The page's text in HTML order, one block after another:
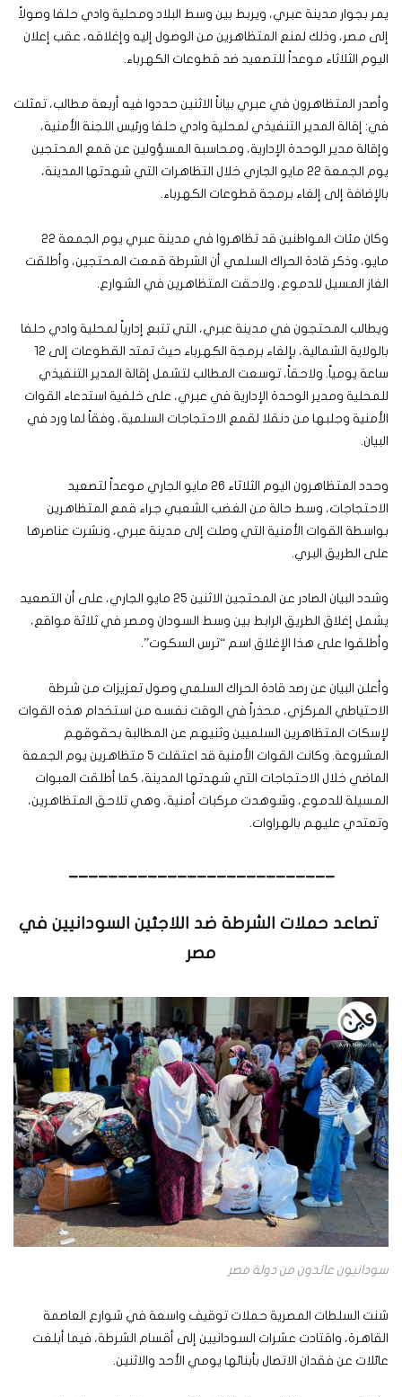
يمر بجوار مدينة عبري، ويربط بين وسط البلاد ومحلية وادي حلفا وصولاً
إلى مصر، وذلك لمنع المتظاهرين من الوصول إليه وإغلاقه، عقب إعلان
اليوم الثلاثاء موعداً للتصعيد ضد قطوعات الكهرباء.
وأصدر المتظاهرون في عبري بياناً الاثنين حددوا فيه أربعة مطالب، تمثلت
في: إقالة المدير التنفيذي لمحلية وادي حلفا ورئيس اللجنة الأمنية،
وإقالة مدير الوحدة الإدارية، ومحاسبة المسؤولين عن قمع المحتجين
يوم الجمعة 22 مايو الجاري خلال التظاهرات التي شهدتها المدينة،
بالإضافة إلى إلغاء برمجة قطوعات الكهرباء.
وكان مئات المواطنين قد تظاهروا في مدينة عبري يوم الجمعة 22
مايو، وذكر قادة الحراك السلمي أن الشرطة قمعت المحتجين، وأطلقت
الغاز المسيل للدموع، ولاحقت المتظاهرين في الشوارع.
ويطالب المحتجون في مدينة عبري، التي تتبع إدارياً لمحلية وادي حلفا
بالولاية الشمالية، بإلغاء برمجة الكهرباء حيث تمتد القطوعات إلى 12
ساعة يومياً. ولاحقاً، توسعت المطالب لتشمل إقالة المدير التنفيذي
للمحلية ومدير الوحدة الإدارية في عبري، على خلفية استدعاء القوات
الأمنية وجلبها من دنقلا لقمع الاحتجاجات السلمية، وفقاً لما ورد في
البيان.
وحدد المتظاهرون اليوم الثلاثاء 26 مايو الجاري موعداً لتصعيد
الاحتجاجات، وسط حالة من الغضب الشعبي جراء قمع المتظاهرين
بواسطة القوات الأمنية التي وصلت إلى مدينة عبري، ونشرت عناصرها
على الطريق البري.
وشدد البيان الصادر عن المحتجين الاثنين 25 مايو الجاري، على أن التصعيد
يشمل إغلاق الطريق الرابط بين وسط السودان ومصر في ثلاثة مواقع،
وأطلقوا على هذا الإغلاق اسم “ترس السكوت”.
وأعلن البيان عن رصد قادة الحراك السلمي وصول تعزيزات من شرطة
الاحتياطي المركزي، محذراً في الوقت نفسه من استخدام هذه القوات
لإسكات المتظاهرين السلميين وثنيهم عن المطالبة بحقوقهم
المشروعة. وكانت القوات الأمنية قد اعتقلت 5 متظاهرين يوم الجمعة
الماضي خلال الاحتجاجات التي شهدتها المدينة، كما أطلقت العبوات
المسيلة للدموع، وشوهدت مركبات أمنية، وهي تلاحق المتظاهرين،
وتعتدي عليهم بالهراوات.
تصاعد حملات الشرطة ضد اللاجئين السودانيين في
مصر
سودانيون عائدون من دولة مصر
شنت السلطات المصرية حملات توقيف واسعة في شوارع العاصمة
القاهرة، واقتادت عشرات السودانيين إلى أقسام الشرطة، فيما أبلغت
عائلات عن فقدان الاتصال بأبنائها يومي الأحد والاثنين.